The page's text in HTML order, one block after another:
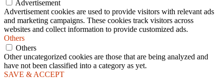
Advertisement
Advertisement cookies are used to provide visitors with relevant ads
and marketing campaigns. These cookies track visitors across
websites and collect information to provide customized ads.
Others
Others
Other uncategorized cookies are those that are being analyzed and
have not been classified into a category as yet.
SAVE & ACCEPT